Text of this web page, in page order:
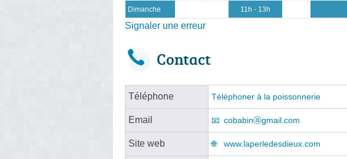
Dimanche 11h - 13h
Signaler une erreur
Contact
Téléphone Téléphoner à la poissonnerie
Email cobabinⓐgmail.com
Site web www.laperledesdieux.com